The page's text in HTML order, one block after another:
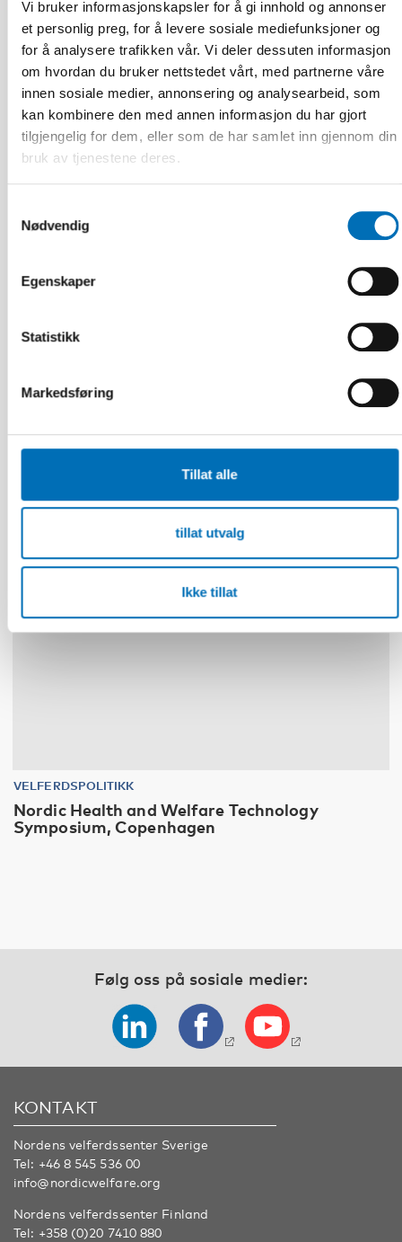
Vi bruker informasjonskapsler for å gi innhold og annonser
et personlig preg, for å levere sosiale mediefunksjoner og
for å analysere trafikken vår. Vi deler dessuten informasjon
om hvordan du bruker nettstedet vårt, med partnerne våre
innen sosiale medier, annonsering og analysearbeid, som
kan kombinere den med annen informasjon du har gjort
tilgjengelig for dem, eller som de har samlet inn gjennom din
bruk av tjenestene deres.
Nødvendig
Egenskaper
Statistikk
Markedsføring
Tillat alle
tillat utvalg
Ikke tillat
Preventing dementia in the Nordics – A
30 NOV 1 DES 2026
VELFERDSPOLITIKK
Nordic Health and Welfare Technology
Symposium, Copenhagen
Følg oss på sosiale medier:
KONTAKT
Nordens velferdssenter Sverige
Tel: +46 8 545 536 00
info@nordicwelfare.org
Nordens velferdssenter Finland
Tel: +358 (0)20 7410 880